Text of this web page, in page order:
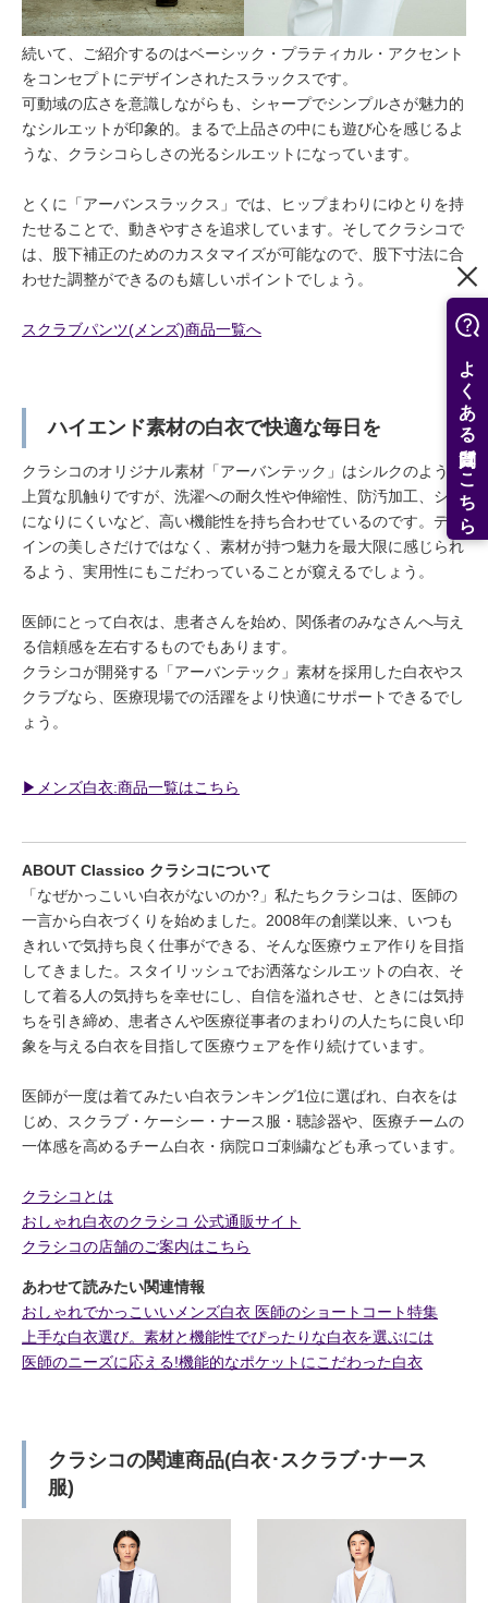
よくある質問はこちら
続いて、ご紹介するのはベーシック・プラティカル・アクセント
をコンセプトにデザインされたスラックスです。
可動域の広さを意識しながらも、シャープでシンプルさが魅力的
なシルエットが印象的。まるで上品さの中にも遊び心を感じるよ
うな、クラシコらしさの光るシルエットになっています。
とくに「アーバンスラックス」では、ヒップまわりにゆとりを持
たせることで、動きやすさを追求しています。そしてクラシコで
は、股下補正のためのカスタマイズが可能なので、股下寸法に合
わせた調整ができるのも嬉しいポイントでしょう。
スクラブパンツ(メンズ)商品一覧へ
ハイエンド素材の白衣で快適な毎日を
クラシコのオリジナル素材「アーバンテック」はシルクのような
上質な肌触りですが、洗濯への耐久性や伸縮性、防汚加工、シワ
になりにくいなど、高い機能性を持ち合わせているのです。デザ
インの美しさだけではなく、素材が持つ魅力を最大限に感じられ
るよう、実用性にもこだわっていることが窺えるでしょう。
医師にとって白衣は、患者さんを始め、関係者のみなさんへ与え
る信頼感を左右するものでもあります。
クラシコが開発する「アーバンテック」素材を採用した白衣やス
クラブなら、医療現場での活躍をより快適にサポートできるでし
ょう。
▶︎メンズ白衣:商品一覧はこちら
ABOUT Classico クラシコについて
「なぜかっこいい白衣がないのか?」私たちクラシコは、医師の
一言から白衣づくりを始めました。2008年の創業以来、いつも
きれいで気持ち良く仕事ができる、そんな医療ウェア作りを目指
してきました。スタイリッシュでお洒落なシルエットの白衣、そ
して着る人の気持ちを幸せにし、自信を溢れさせ、ときには気持
ちを引き締め、患者さんや医療従事者のまわりの人たちに良い印
象を与える白衣を目指して医療ウェアを作り続けています。
医師が一度は着てみたい白衣ランキング1位に選ばれ、白衣をは
じめ、スクラブ・ケーシー・ナース服・聴診器や、医療チームの
一体感を高めるチーム白衣・病院ロゴ刺繍なども承っています。
クラシコとは
おしゃれ白衣のクラシコ 公式通販サイト
クラシコの店舗のご案内はこちら
あわせて読みたい関連情報
おしゃれでかっこいいメンズ白衣 医師のショートコート特集
上手な白衣選び。素材と機能性でぴったりな白衣を選ぶには
医師のニーズに応える!機能的なポケットにこだわった白衣
クラシコの関連商品(白衣･スクラブ･ナース
服)